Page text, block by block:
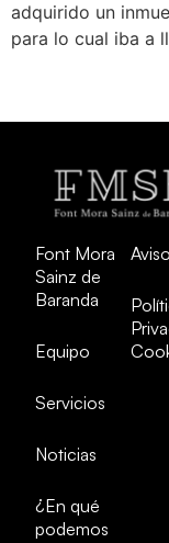
adquirido un
para lo cual iba a
Font Mora
Sainz de
Baranda
Equipo
Servicios
Noticias
¿En qué
podemos